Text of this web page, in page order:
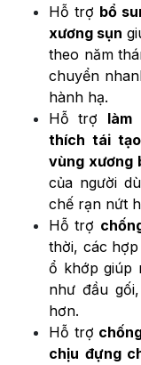
Hỗ trợ bổ
xương sụn
theo năm
chuyển
hành hạ.
Hỗ trợ làm
thích tái
vùng xương
của người
chế rạn nứt
Hỗ trợ
thời, các
ổ khớp giúp
như đầu
hơn.
Hỗ trợ
chịu đựng